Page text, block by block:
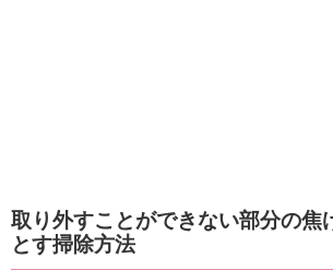
取り外すことができない部分の焦
とす掃除方法